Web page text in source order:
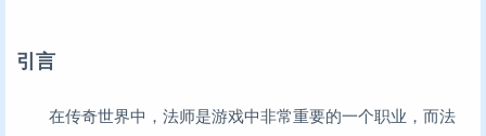
引言
在传奇世界中，法师是游戏中非常重要的一个职业，而法